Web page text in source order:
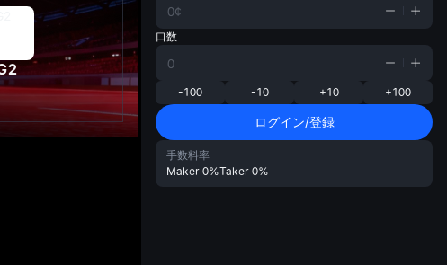
口数
-100 -10 +10 +100
ログイン/登録
手数料率
Maker 0%Taker 0%